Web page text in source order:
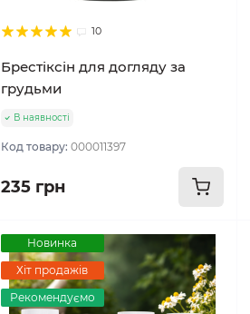
10
Брестіксін для догляду за
грудьми
В наявності
Код товару: 000011397
235 грн
Новинка
Хіт продажів
Рекомендуємо